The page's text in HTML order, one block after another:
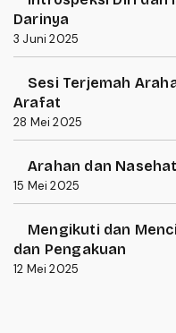
Darinya
3 Juni 2025
Sesi Terjemah
Arafat
28 Mei 2025
Arahan dan Nasehat
15 Mei 2025
Mengikuti dan
dan Pengakuan
12 Mei 2025